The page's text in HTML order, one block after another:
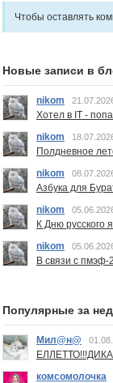
Чтобы оставлять
Новые записи в
nikom
Хотел в IT -
nikom
Полдневное
nikom
Азбука для
nikom
К Дню русского
nikom
В связи с пмэф-
Популярные за
Мил@н@
комсомолочка